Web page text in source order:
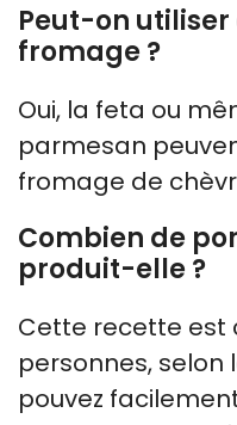
Peut-on utiliser
fromage ?
Oui, la feta ou
parmesan
fromage de
Combien de
produit-elle ?
Cette recette est
personnes, selon
pouvez